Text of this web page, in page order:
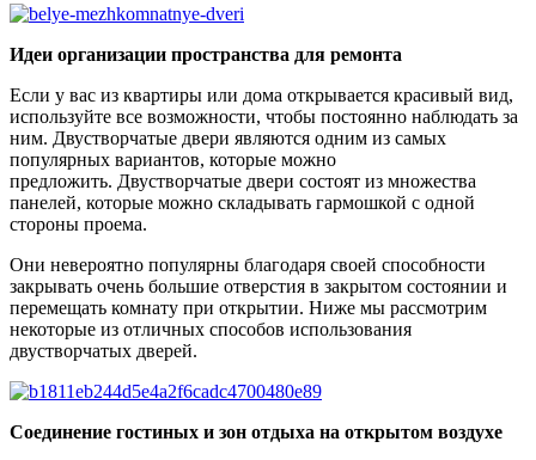
Идеи организации пространства для ремонта
Если у вас из квартиры или дома открывается красивый вид,
используйте все возможности, чтобы постоянно наблюдать за
ним. Двустворчатые двери являются одним из самых
популярных вариантов, которые можно
предложить. Двустворчатые двери состоят из множества
панелей, которые можно складывать гармошкой с одной
стороны проема.
Они невероятно популярны благодаря своей способности
закрывать очень большие отверстия в закрытом состоянии и
перемещать комнату при открытии. Ниже мы рассмотрим
некоторые из отличных способов использования
двустворчатых дверей.
Соединение гостиных и зон отдыха на открытом воздухе